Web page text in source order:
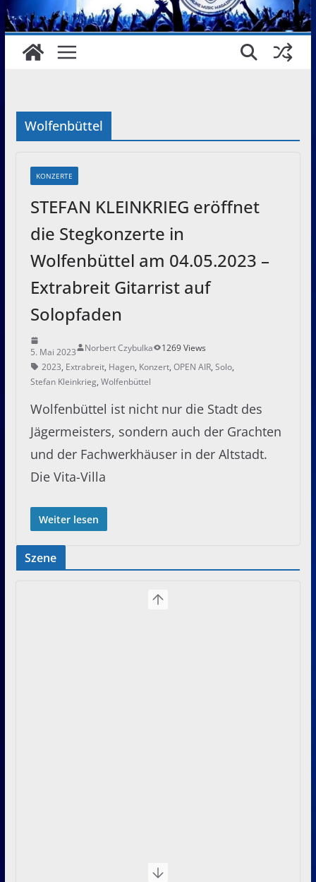
Wolfenbüttel
KONZERTE
STEFAN KLEINKRIEG eröffnet
die Stegkonzerte in
Wolfenbüttel am 04.05.2023 –
Extrabreit Gitarrist auf
Solopfaden
5. Mai 2023 Norbert Czybulka
1269 Views
2023, Extrabreit, Hagen, Konzert, OPEN AIR, Solo,
Stefan Kleinkrieg, Wolfenbüttel
Wolfenbüttel ist nicht nur die Stadt des
Jägermeisters, sondern auch der Grachten
und der Fachwerkhäuser in der Altstadt.
Die Vita-Villa
Weiter lesen
Szene